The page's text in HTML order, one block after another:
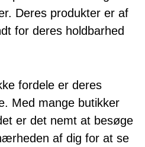
Deres produkter er af
for deres holdbarhed
fordele er deres
Med mange butikker
er det nemt at besøge
af dig for at se